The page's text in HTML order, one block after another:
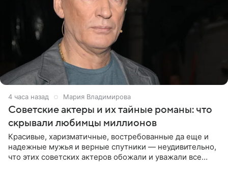
4 часа назад Мария Владимирова
Советские актеры и их тайные романы: что
скрывали любимцы миллионов
Красивые, харизматичные, востребованные да еще и
надежные мужья и верные спутники — неудивительно,
что этих советских актеров обожали и уважали все